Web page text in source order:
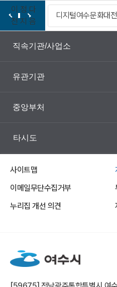
이
전
정
지
다
음
디지털여수문화대전
직속기관/사업소
유관기관
중앙부처
타시도
사이트맵
이메일무단수집거부
누리집 개선 의견